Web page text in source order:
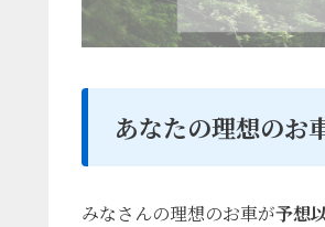
あなたの理想のお
みなさんの理想のお車が予想